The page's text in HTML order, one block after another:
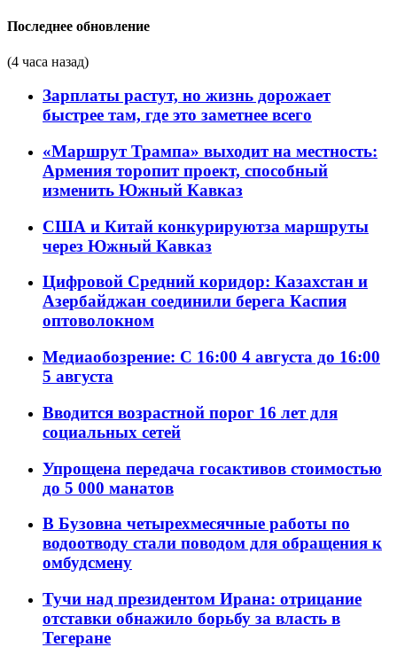
Последнее обновление
(4 часа назад)
Зарплаты растут, но жизнь дорожает
быстрее там, где это заметнее всего
«Маршрут Трампа» выходит на местность:
Армения торопит проект, способный
изменить Южный Кавказ
США и Китай конкурируютза маршруты
через Южный Кавказ
Цифровой Средний коридор: Казахстан и
Азербайджан соединили берега Каспия
оптоволокном
Медиаобозрение: С 16:00 4 августа до 16:00
5 августа
Вводится возрастной порог 16 лет для
социальных сетей
Упрощена передача госактивов стоимостью
до 5 000 манатов
В Бузовна четырехмесячные работы по
водоотводу стали поводом для обращения к
омбудсмену
Тучи над президентом Ирана: отрицание
отставки обнажило борьбу за власть в
Тегеране